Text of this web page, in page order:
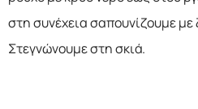
στη συνέχεια σαπουνίζουμε με
Στεγνώνουμε στη σκιά.